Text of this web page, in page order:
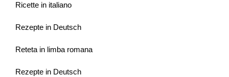
Ricette in italiano
Rezepte in Deutsch
Reteta in limba romana
Rezepte in Deutsch